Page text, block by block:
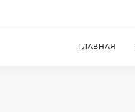
ГЛАВНАЯ